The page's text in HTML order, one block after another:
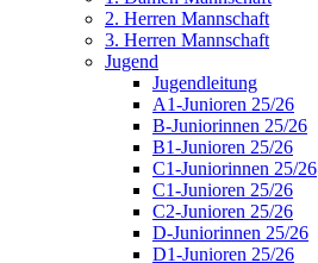
2. Herren Mannschaft
3. Herren Mannschaft
Jugend
Jugendleitung
A1-Junioren 25/26
B-Juniorinnen 25/26
B1-Junioren 25/26
C1-Juniorinnen 25/26
C1-Junioren 25/26
C2-Junioren 25/26
D-Juniorinnen 25/26
D1-Junioren 25/26